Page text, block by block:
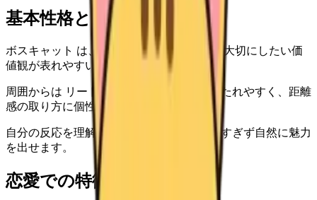
基本性格と特徴
ボスキャット は、恋愛でも自分のペースや大切にしたい価
値観が表れやすいタイプです。
周囲からは リード と 甘えたい の印象を持たれやすく、距離
感の取り方に個性があります。
自分の反応を理解すると、恋愛で無理をしすぎず自然に魅力
を出せます。
恋愛での特徴